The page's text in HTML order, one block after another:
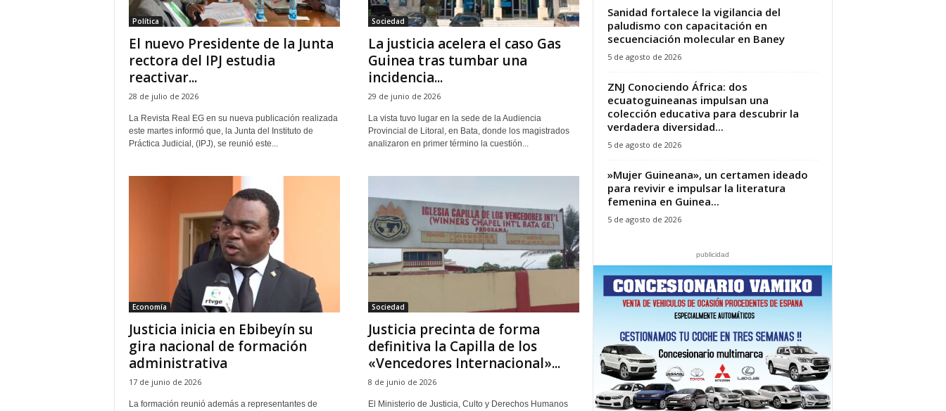
Política
‎El nuevo Presidente de la Junta
rectora del IPJ estudia
reactivar...
28 de julio de 2026
‎La Revista Real EG en su nueva publicación realizada
este martes informó que, la Junta del Instituto de
Práctica Judicial, (IPJ), se reunió este...
Sociedad
La justicia acelera el caso Gas
Guinea tras tumbar una
incidencia...
29 de junio de 2026
La vista tuvo lugar en la sede de la Audiencia
Provincial de Litoral, en Bata, donde los magistrados
analizaron en primer término la cuestión...
Economía
Justicia inicia en Ebibeyín su
gira nacional de formación
administrativa
17 de junio de 2026
La formación reunió además a representantes de
Sociedad
Justicia precinta de forma
definitiva la Capilla de los
«Vencedores Internacional»...
8 de junio de 2026
El Ministerio de Justicia, Culto y Derechos Humanos
Sanidad fortalece la vigilancia del
paludismo con capacitación en
secuenciación molecular en Baney
5 de agosto de 2026
ZNJ Conociendo África: dos
ecuatoguineanas impulsan una
colección educativa para descubrir la
verdadera diversidad...
5 de agosto de 2026
‎»Mujer Guineana», un certamen ideado
para revivir e impulsar la literatura
femenina en Guinea...
5 de agosto de 2026
publicidad